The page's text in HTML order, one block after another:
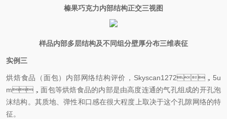
榛果巧克力内部结构正交三视图
样品内部多层结构及不同组分壁厚分布三维表征
实例三
烘焙食品（面包）内部网络结构评价，Skyscan1272，5u
m，面包等烘焙食品的内部是由高度连通的气孔组成的开孔泡
沫结构。其质地、弹性和口感在很大程度上取决于这个孔隙网络的特
征。